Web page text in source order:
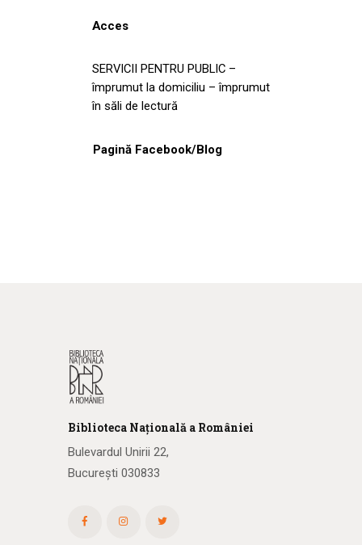
Acces
SERVICII PENTRU PUBLIC –
împrumut la domiciliu – împrumut
în săli de lectură
Pagină Facebook/Blog
Biblioteca Națională a României
Bulevardul Unirii 22,
București 030833